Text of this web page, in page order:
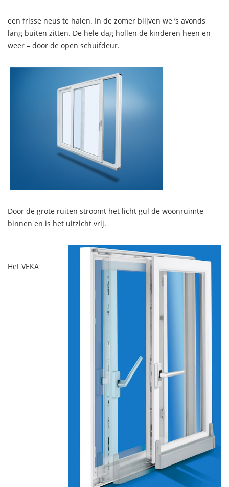
een frisse neus te halen. In de zomer blijven we ’s avonds
lang buiten zitten. De hele dag hollen de kinderen heen en
weer – door de open schuifdeur.
Door de grote ruiten stroomt het licht gul de woonruimte
binnen en is het uitzicht vrij.
Het VEKA